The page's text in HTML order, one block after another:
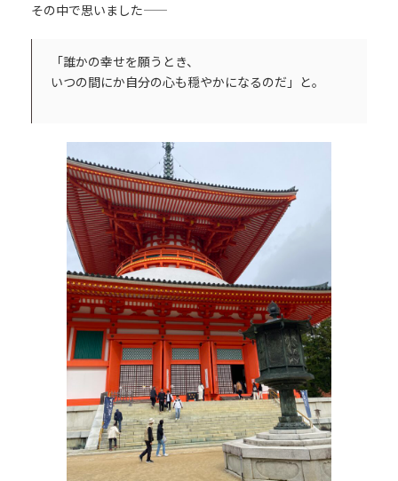
その中で思いました――
「誰かの幸せを願うとき、
いつの間にか自分の心も穏やかになるのだ」と。